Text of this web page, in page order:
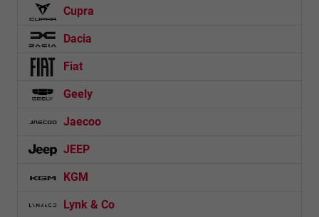
Cupra
Dacia
Fiat
Geely
Jaecoo
JEEP
KGM
Lynk & Co